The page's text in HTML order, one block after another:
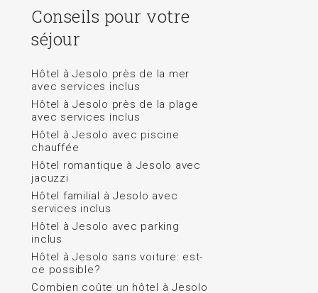
Conseils pour votre
séjour
Hôtel à Jesolo près de la mer
avec services inclus
Hôtel à Jesolo près de la plage
avec services inclus
Hôtel à Jesolo avec piscine
chauffée
Hôtel romantique à Jesolo avec
jacuzzi
Hôtel familial à Jesolo avec
services inclus
Hôtel à Jesolo avec parking
inclus
Hôtel à Jesolo sans voiture: est-
ce possible?
Combien coûte un hôtel à Jesolo